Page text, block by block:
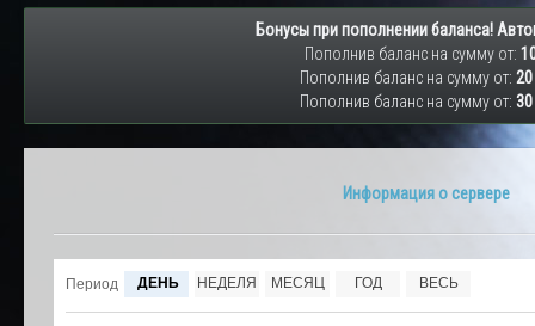
Бонусы при пополнении баланса!
Пополнив баланс на сумму от:
Пополнив баланс на сумму от:
Пополнив баланс на сумму от:
Информация о сервере
Период ДЕНЬ НЕДЕЛЯ МЕСЯЦ ГОД ВЕСЬ